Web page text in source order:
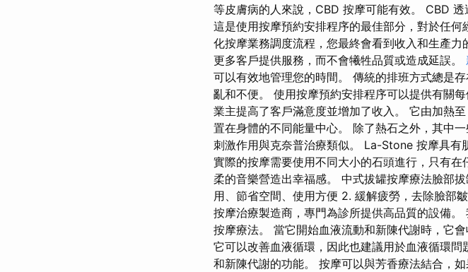
等皮膚病的人來說，CBD 按摩可能有效。 CBD
這是使用按摩預約安排程序的最佳部分，對於任
化按摩業務調度流程，您最終會看到收入和生產
更多客戶提供服務，而不會犧牲品質或造成延誤。
可以有效地管理您的時間。 傳統的排班方式總是
亂和不便。 使用按摩預約安排程序可以提供有關
業主提高了客戶滿意度並增加了收入。 它由加熱
置在身體的不同能量中心。 除了熱石之外，其中
刺激作用與克奈普治療類似。 La-Stone 按摩具有
實際的按摩需要使用不同大小的石頭進行，只有在
柔的音樂營造出幸福感。 中式拔罐按摩療法臉部
用、節省空間、使用方便 2. 緩解疲勞，去除臉部
按摩治療製造商，專門為診所提供高品質的設備
按摩療法。 當它開始血液流動和新陳代謝時，它
它可以改善血液循環，因此也建議用於血液循環
和新陳代謝的功能。 按摩可以與芳香療法結合，